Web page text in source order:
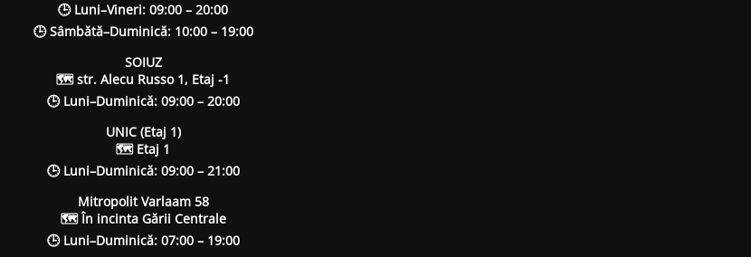
🕒 Luni–Vineri: 09:00 – 20:00
🕒 Sâmbătă–Duminică: 10:00 – 19:00
SOIUZ
🗺 str. Alecu Russo 1, Etaj -1
🕒 Luni–Duminică: 09:00 – 20:00
UNIC (Etaj 1)
🗺 Etaj 1
🕒 Luni–Duminică: 09:00 – 21:00
Mitropolit Varlaam 58
🗺 În incinta Gării Centrale
🕒 Luni–Duminică: 07:00 – 19:00